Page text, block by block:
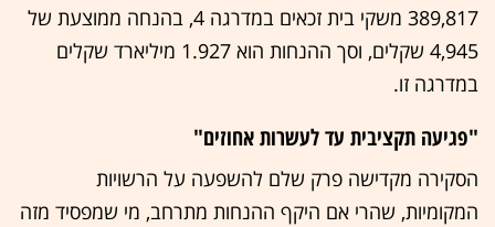
389,817 משקי בית זכאים במדרגה 4, בהנחה ממוצעת של
4,945 שקלים, וסך ההנחות הוא 1.927 מיליארד שקלים
במדרגה זו.
"פגיעה תקציבית עד לעשרות אחוזים"
הסקירה מקדישה פרק שלם להשפעה על הרשויות
המקומיות, שהרי אם היקף ההנחות מתרחב, מי שמפסיד מזה